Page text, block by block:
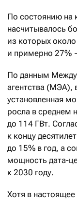
По состоянию на
насчитывалось
из которых
и примерно 27%
По данным
агентства (МЭА),
установленная
росла в среднем
до 114 ГВт.
к концу
до 15% в год, а
мощность дата-
к 2030 году.
Хотя в